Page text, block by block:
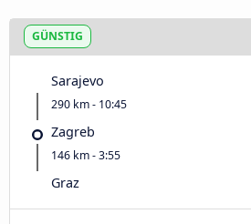
GÜNSTIG
Sarajevo
290 km - 10:45
Zagreb
146 km - 3:55
Graz